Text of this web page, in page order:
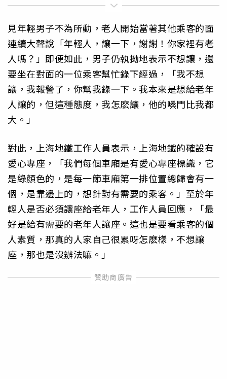
見年輕男子不為所動，老人開始當著其他乘客的面
連續大聲說「年輕人，讓一下，謝謝！你家裡有老
人嗎？」即便如此，男子仍執拗地表示不想讓，還
要坐在對面的一位乘客幫忙錄下經過，「我不想
讓，我報警了，你幫我錄一下。我本來是想給老年
人讓的，但這種態度，我怎麽讓，他的嗓門比我都
大。」
對此，上海地鐵工作人員表示，上海地鐵的確設有
愛心專座，「我們每個車廂是有愛心專座標識，它
是綠顏色的，是每一節車廂第一排位置總歸會有一
個，是靠邊上的，想針對有需要的乘客。」至於年
輕人是否必須讓座給老年人，工作人員回應，「最
好是給有需要的老年人讓座。這也是要看乘客的個
人素質，那真的人家自己很累呀怎麽樣，不想讓
座，那也是沒辦法嘛。」